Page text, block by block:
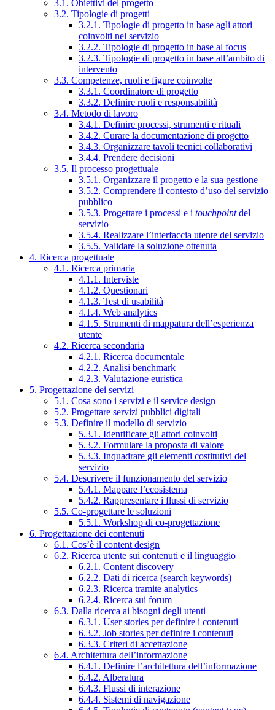
3.1. Obiettivi del progetto
3.2. Tipologie di progetti
3.2.1. Tipologie di progetto in base agli attori
coinvolti nel servizio
3.2.2. Tipologie di progetto in base al focus
3.2.3. Tipologie di progetto in base all’ambito di
intervento
3.3. Competenze, ruoli e figure coinvolte
3.3.1. Coordinatore di progetto
3.3.2. Definire ruoli e responsabilità
3.4. Metodo di lavoro
3.4.1. Definire processi, strumenti e rituali
3.4.2. Curare la documentazione di progetto
3.4.3. Organizzare tavoli tecnici collaborativi
3.4.4. Prendere decisioni
3.5. Il processo progettuale
3.5.1. Organizzare il progetto e la sua gestione
3.5.2. Comprendere il contesto d’uso del servizio
pubblico
3.5.3. Progettare i processi e i touchpointdel
servizio
3.5.4. Realizzare l’interfaccia utente del servizio
3.5.5. Validare la soluzione ottenuta
4. Ricerca progettuale
4.1. Ricerca primaria
4.1.1. Interviste
4.1.2. Questionari
4.1.3. Test di usabilità
4.1.4. Web analytics
4.1.5. Strumenti di mappatura dell’esperienza
utente
4.2. Ricerca secondaria
4.2.1. Ricerca documentale
4.2.2. Analisi benchmark
4.2.3. Valutazione euristica
5. Progettazione dei servizi
5.1. Cosa sono i servizi e il service design
5.2. Progettare servizi pubblici digitali
5.3. Definire il modello di servizio
5.3.1. Identificare gli attori coinvolti
5.3.2. Formulare la proposta di valore
5.3.3. Inquadrare gli elementi costitutivi del
servizio
5.4. Descrivere il funzionamento del servizio
5.4.1. Mappare l’ecosistema
5.4.2. Rappresentare i flussi di servizio
5.5. Co-progettare le soluzioni
5.5.1. Workshop di co-progettazione
6. Progettazione dei contenuti
6.1. Cos’è il content design
6.2. Ricerca utente sui contenuti e il linguaggio
6.2.1. Content discovery
6.2.2. Dati di ricerca (search keywords)
6.2.3. Ricerca tramite analytics
6.2.4. Ricerca sui forum
6.3. Dalla ricerca ai bisogni degli utenti
6.3.1. User stories per definire i contenuti
6.3.2. Job stories per definire i contenuti
6.3.3. Criteri di accettazione
6.4. Architettura dell’informazione
6.4.1. Definire l’architettura dell’informazione
6.4.2. Alberatura
6.4.3. Flussi di interazione
6.4.4. Sistemi di navigazione